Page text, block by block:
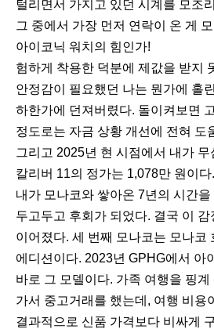
털리면서 가지고 있던 시계를 모조
그 중에서 가장 먼저 연락이 온 게
아이코닉 워치의 힘인가!
험하게 착용한 덕분에 제값을 받지
안정감이 필요했던 나는 뭔가에 홀
하한가에 던져버렸다. 돌이켜보면
정도로는 자금 상황 개선에 전혀 도
그리고 2025년 현 시점에서 내가
칼리버 11의 정가는 1,078만 원이
내가 모나코와 쌓아온 7년의 시간을
두고두고 후회가 되었다. 결국 이
이어졌다. 세 번째 모나코는 모나코
에디션이다. 2023년 GPHG에서 아
바로 그 모델이다. 가족 여행을 핑계
가서 중고거래를 했는데, 여행 비용
결과적으로 신품 가격보다 비싸게